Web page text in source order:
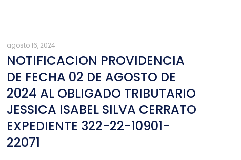
agosto 16, 2024
NOTIFICACION PROVIDENCIA
DE FECHA 02 DE AGOSTO DE
2024 AL OBLIGADO TRIBUTARIO
JESSICA ISABEL SILVA CERRATO
EXPEDIENTE 322-22-10901-
22071